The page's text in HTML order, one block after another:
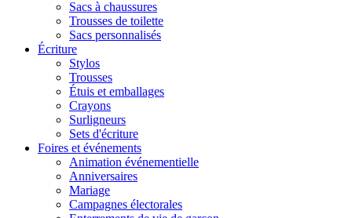
Sacs à chaussures
Trousses de toilette
Sacs personnalisés
Écriture
Stylos
Trousses
Étuis et emballages
Crayons
Surligneurs
Sets d'écriture
Foires et événements
Animation événementielle
Anniversaires
Mariage
Campagnes électorales